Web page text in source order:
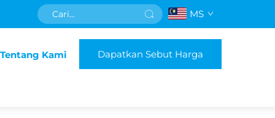
MS
Tentang Kami Dapatkan Sebut Harga